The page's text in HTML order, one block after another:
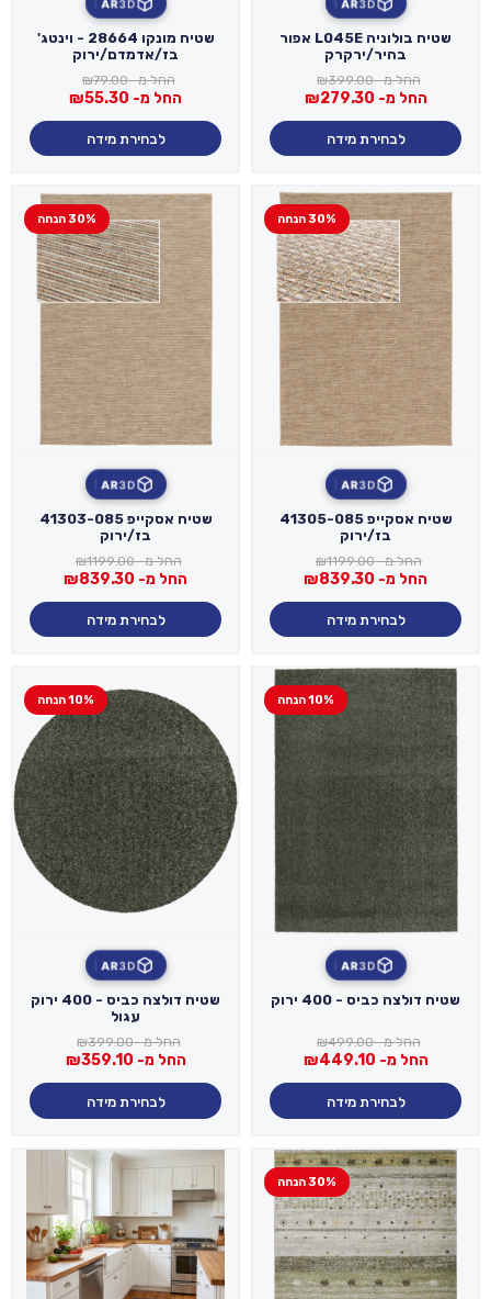
3D
AR
שטיח בולוניה L045E אפור
בהיר/ירקרק
החל מ- ₪399.00
החל מ- ₪279.30
לבחירת מידה
3D
AR
שטיח מונקו 28664 - וינטג'
בז/אדמדם/ירוק
החל מ- ₪79.00
החל מ- ₪55.30
לבחירת מידה
30% הנחה
3D
AR
שטיח אסקייפ 41305-085
בז/ירוק
החל מ- ₪1199.00
החל מ- ₪839.30
לבחירת מידה
30% הנחה
3D
AR
שטיח אסקייפ 41303-085
בז/ירוק
החל מ- ₪1199.00
החל מ- ₪839.30
לבחירת מידה
10% הנחה
3D
AR
שטיח דולצה כביס - 400 ירוק
החל מ- ₪499.00
החל מ- ₪449.10
לבחירת מידה
10% הנחה
3D
AR
שטיח דולצה כביס - 400 ירוק
עגול
החל מ- ₪399.00
החל מ- ₪359.10
לבחירת מידה
30% הנחה